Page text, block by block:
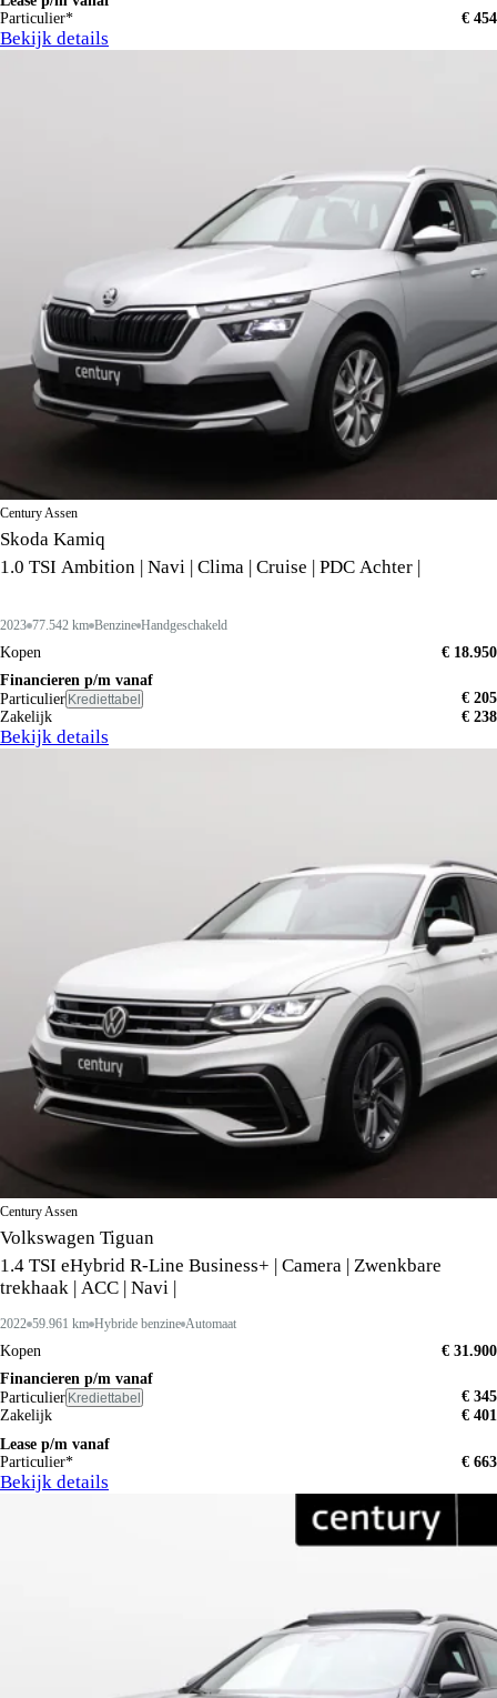
Particulier*
€ 454
Bekijk details
Century Assen
Skoda Kamiq
1.0 TSI Ambition | Navi | Clima | Cruise | PDC Achter |
2023 77.542 km Benzine Handgeschakeld
Kopen
€ 18.950
Financieren p/m vanaf
Particulier Krediettabel
€ 205
Zakelijk
€ 238
Bekijk details
Century Assen
Volkswagen Tiguan
1.4 TSI eHybrid R-Line Business+ | Camera | Zwenkbare
trekhaak | ACC | Navi |
2022 59.961 km Hybride benzine Automaat
Kopen
€ 31.900
Financieren p/m vanaf
Particulier Krediettabel
€ 345
Zakelijk
€ 401
Lease p/m vanaf
Particulier*
€ 663
Bekijk details